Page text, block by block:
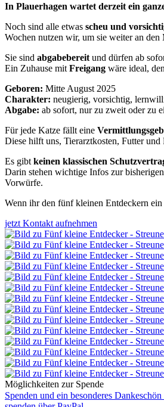
In Plauerhagen wartet derzeit ein
Noch sind alle etwas scheu und
Wochen nutzen wir, um sie weiter an den
Sie sind abgabebereit und dürfen ab
Ein Zuhause mit Freigang wäre ideal,
Geboren: Mitte August 2025
Charakter: neugierig, vorsichtig,
Abgabe: ab sofort, nur zu zweit oder zu
Für jede Katze fällt eine
Diese hilft uns, Tierarztkosten, Futter und
Es gibt keinen klassischen
Darin stehen wichtige Infos zur
Vorwürfe.
Wenn ihr den fünf kleinen Entdeckern
jetzt Kontakt aufnehmen
Möglichkeiten zur Spende
Spenden und ein besonderes